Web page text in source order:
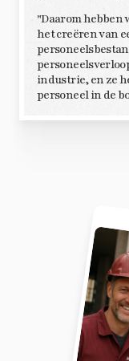
"Daarom hebben
het creëren van
industrie, en ze
personeel in de